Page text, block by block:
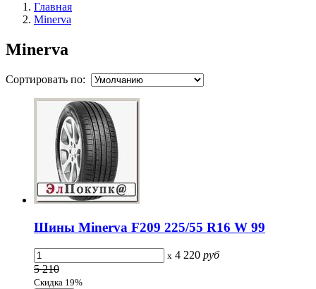
Главная
Minerva
Minerva
Сортировать по:
Шины Minerva F209 225/55 R16 W 99
x 4 220 руб
5 210
Скидка 19%